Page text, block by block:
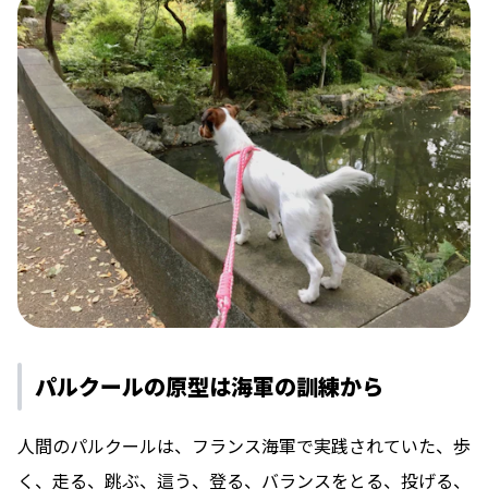
パルクールの原型は海軍の訓練から
人間のパルクールは、フランス海軍で実践されていた、歩
く、走る、跳ぶ、這う、登る、バランスをとる、投げる、